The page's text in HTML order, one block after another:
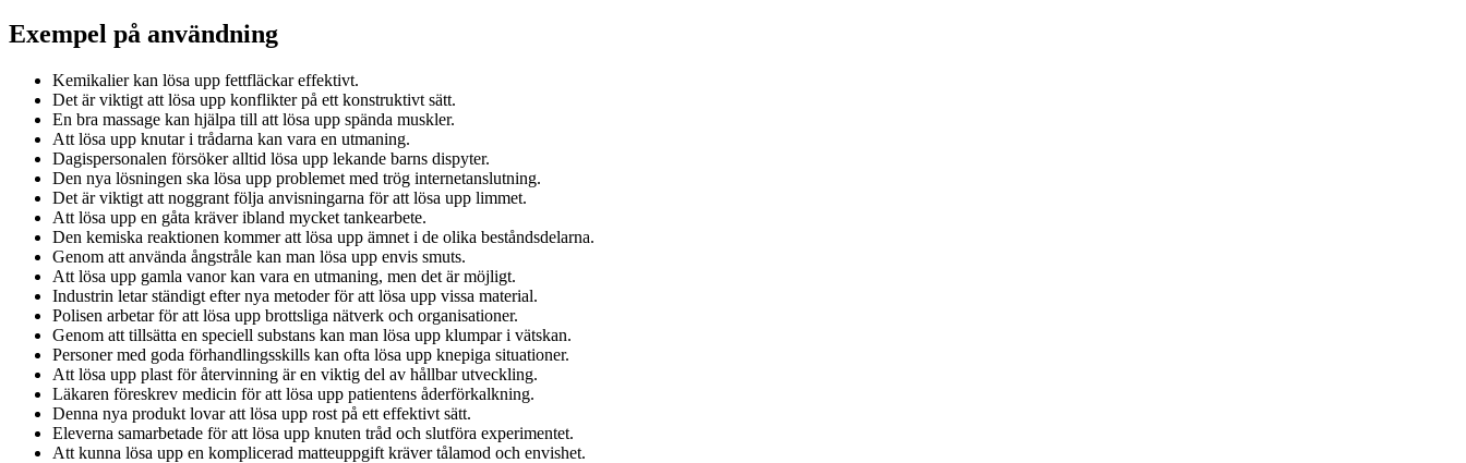
Exempel på användning
Kemikalier kan lösa upp fettfläckar effektivt.
Det är viktigt att lösa upp konflikter på ett konstruktivt sätt.
En bra massage kan hjälpa till att lösa upp spända muskler.
Att lösa upp knutar i trådarna kan vara en utmaning.
Dagispersonalen försöker alltid lösa upp lekande barns dispyter.
Den nya lösningen ska lösa upp problemet med trög internetanslutning.
Det är viktigt att noggrant följa anvisningarna för att lösa upp limmet.
Att lösa upp en gåta kräver ibland mycket tankearbete.
Den kemiska reaktionen kommer att lösa upp ämnet i de olika beståndsdelarna.
Genom att använda ångstråle kan man lösa upp envis smuts.
Att lösa upp gamla vanor kan vara en utmaning, men det är möjligt.
Industrin letar ständigt efter nya metoder för att lösa upp vissa material.
Polisen arbetar för att lösa upp brottsliga nätverk och organisationer.
Genom att tillsätta en speciell substans kan man lösa upp klumpar i vätskan.
Personer med goda förhandlingsskills kan ofta lösa upp knepiga situationer.
Att lösa upp plast för återvinning är en viktig del av hållbar utveckling.
Läkaren föreskrev medicin för att lösa upp patientens åderförkalkning.
Denna nya produkt lovar att lösa upp rost på ett effektivt sätt.
Eleverna samarbetade för att lösa upp knuten tråd och slutföra experimentet.
Att kunna lösa upp en komplicerad matteuppgift kräver tålamod och envishet.